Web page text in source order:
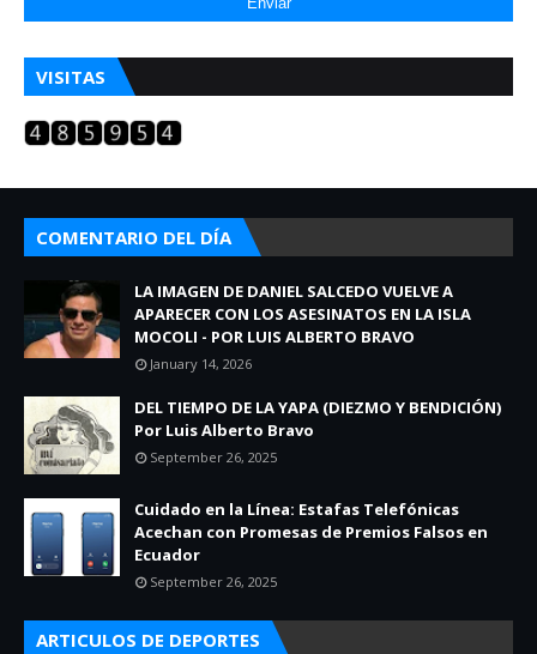
VISITAS
COMENTARIO DEL DÍA
LA IMAGEN DE DANIEL SALCEDO VUELVE A
APARECER CON LOS ASESINATOS EN LA ISLA
MOCOLI - POR LUIS ALBERTO BRAVO
January 14, 2026
DEL TIEMPO DE LA YAPA (DIEZMO Y BENDICIÓN)
Por Luis Alberto Bravo
September 26, 2025
Cuidado en la Línea: Estafas Telefónicas
Acechan con Promesas de Premios Falsos en
Ecuador
September 26, 2025
ARTICULOS DE DEPORTES